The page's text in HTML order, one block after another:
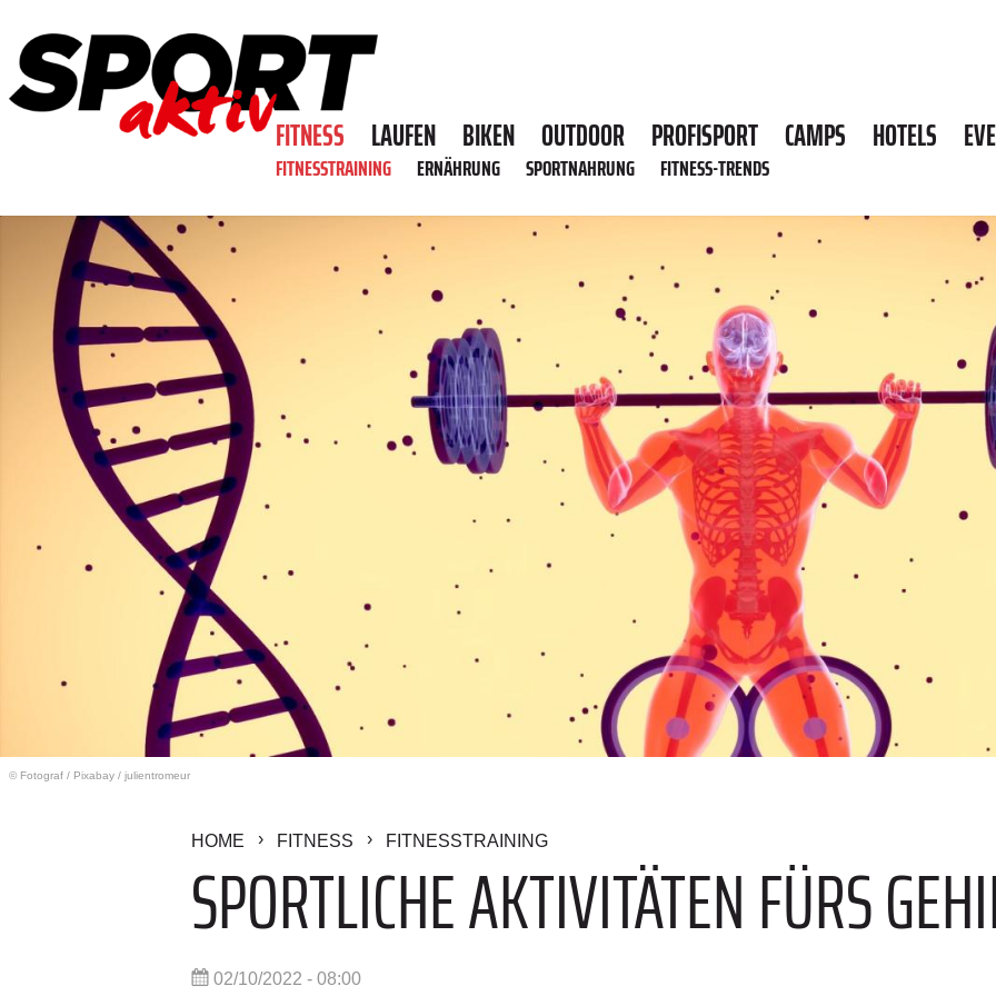
FITNESS LAUFEN BIKEN OUTDOOR PROFISPORT CAMPS HOTELS
FITNESSTRAINING ERNÄHRUNG SPORTNAHRUNG FITNESS-TRENDS
© Fotograf / Pixabay / julientromeur
HOME FITNESS FITNESSTRAINING
SPORTLICHE AKTIVITÄTEN FÜRS
02/10/2022 - 08:00